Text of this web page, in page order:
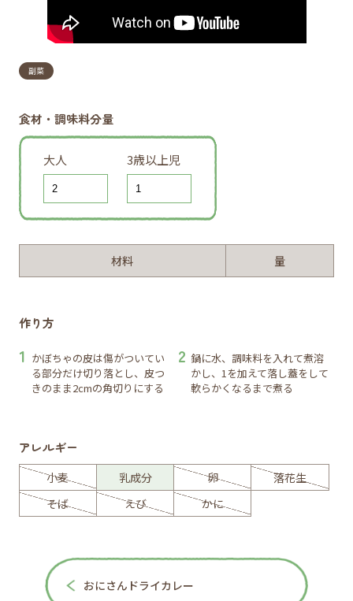
副菜
食材・調味料分量
大人 3歳以上児
材料 量
作り方
かぼちゃの皮は傷がついてい
る部分だけ切り落とし、皮つ
きのまま2cmの角切りにする
鍋に水、調味料を入れて煮溶
かし、1を加えて落し蓋をして
軟らかくなるまで煮る
アレルギー
小麦 乳成分 卵
落花生
そば
えび かに
おにさんドライカレー